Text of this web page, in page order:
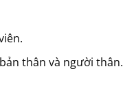
thân và người thân.